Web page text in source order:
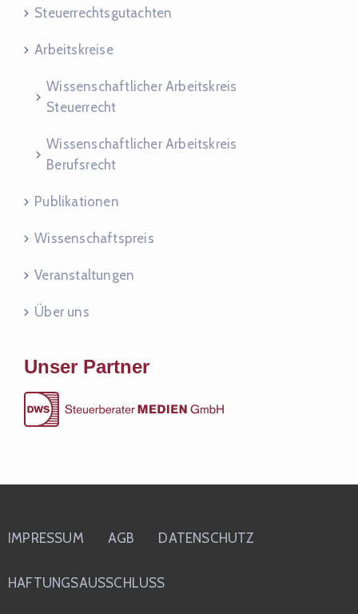
Steuer­rechts­gut­ach­ten
Arbeitskreise
Wissenschaftlicher Arbeitskreis
Steuerrecht
Wissenschaftlicher Arbeitskreis
Berufsrecht
Publikationen
Wissenschaftspreis
Veranstaltungen
Über uns
Unser Partner
IMPRESSUM AGB DATENSCHUTZ
HAFTUNGSAUSSCHLUSS